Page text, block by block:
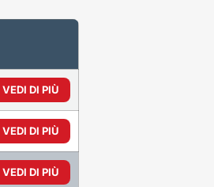
VEDI DI PIÙ
VEDI DI PIÙ
VEDI DI PIÙ